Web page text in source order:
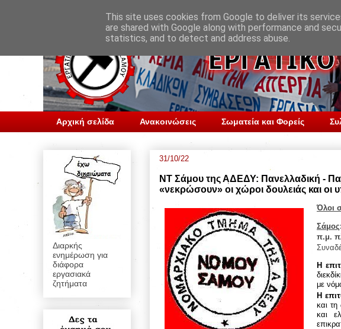
Αρχική σελίδα Ανακοινώσεις Σωματεία και Φορείς
31/10/22
ΝΤ Σάμου της ΑΔΕΔΥ: Πανελλαδική -
«νεκρώσουν» οι χώροι δουλειάς και οι
Όλοι
Σάμος
π.μ.
Η
με
Η
και
και
Διαρκής
ενημέρωση για
διάφορα
εργασιακά
ζητήματα
This site uses cookies from Google to deliver its
are shared with Google along with performance and
statistics, and to detect and address abuse.